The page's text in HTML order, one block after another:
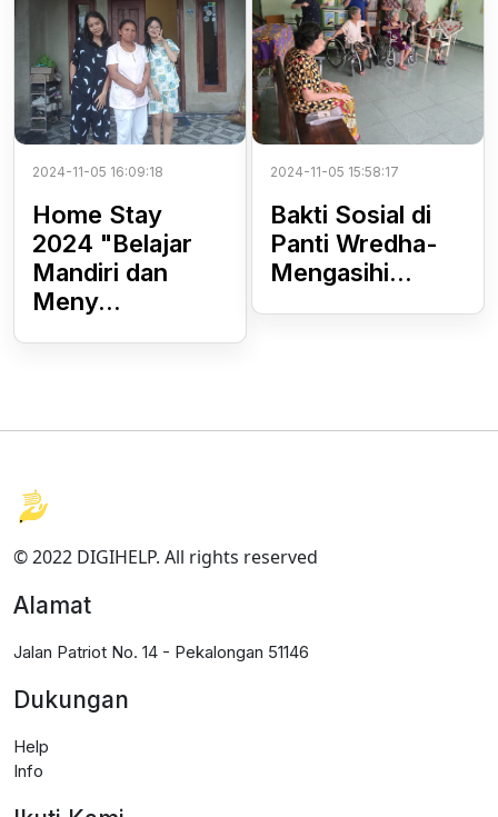
2024-11-05 16:09:18
Home Stay
2024 "Belajar
Mandiri dan
Meny...
2024-11-05 15:58:17
Bakti Sosial di
Panti Wredha-
Mengasihi...
© 2022 DIGIHELP. All rights reserved
Alamat
Jalan Patriot No. 14 - Pekalongan 51146
Dukungan
Help
Info